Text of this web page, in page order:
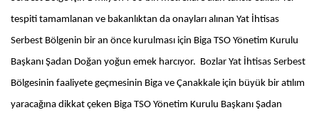
tespiti tamamlanan ve bakanlıktan da onayları alınan Yat İhtisas
Serbest Bölgenin bir an önce kurulması için Biga TSO Yönetim Kurulu
Başkanı Şadan Doğan yoğun emek harcıyor. Bozlar Yat İhtisas Serbest
Bölgesinin faaliyete geçmesinin Biga ve Çanakkale için büyük bir atılım
yaracağına dikkat çeken Biga TSO Yönetim Kurulu Başkanı Şadan